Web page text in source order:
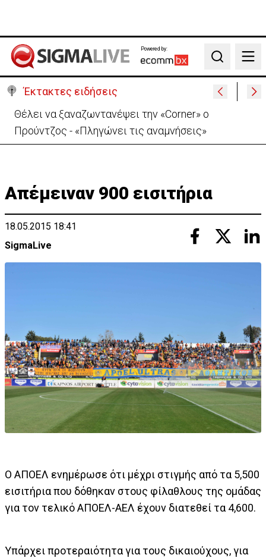
Powered by:
Search
Έκτακτες ειδήσεις
Χειροπέδες σε μοναχό για απόπειρα φόνου-
Μαχαίρωσε στο λαιμό 53χρονο
Απέμειναν 900 εισιτήρια
18.05.2015 18:41
SigmaLive
Ο ΑΠΟΕΛ ενημέρωσε ότι μέχρι στιγμής από τα 5,500
εισιτήρια που δόθηκαν στους φίλαθλους της ομάδας
για τον τελικό ΑΠΟΕΛ-ΑΕΛ έχουν διατεθεί τα 4,600.
Υπάρχει προτεραιότητα για τους δικαιούχους, για